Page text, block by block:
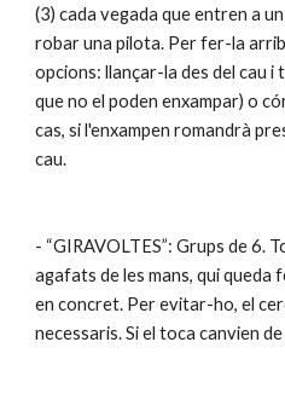
(3) cada vegada que entren a
robar una pilota. Per fer-la
opcions: llançar-la des del cau i
que no el poden enxampar) o
cas, si l'enxampen romandrà
cau.
- “GIRAVOLTES”: Grups de 6.
agafats de les mans, qui queda
en concret. Per evitar-ho, el
necessaris. Si el toca canvien